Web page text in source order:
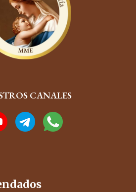
CANALES